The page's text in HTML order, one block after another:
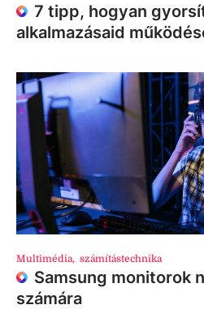
7 tipp, hogyan
alkalmazásaid
Multimédia, számítástechnika
Samsung monitorok
számára